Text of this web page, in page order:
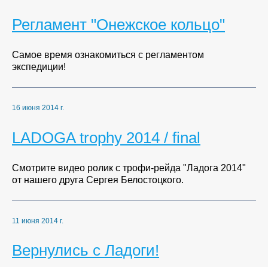
Регламент "Онежское кольцо"
Самое время ознакомиться с регламентом
экспедиции!
16 июня 2014 г.
LADOGA trophy 2014 / final
Смотрите видео ролик с трофи-рейда "Ладога 2014"
от нашего друга Сергея Белостоцкого.
11 июня 2014 г.
Вернулись с Ладоги!